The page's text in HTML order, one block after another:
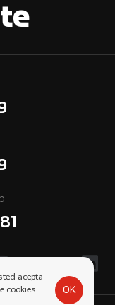
acepta
cookies
OK